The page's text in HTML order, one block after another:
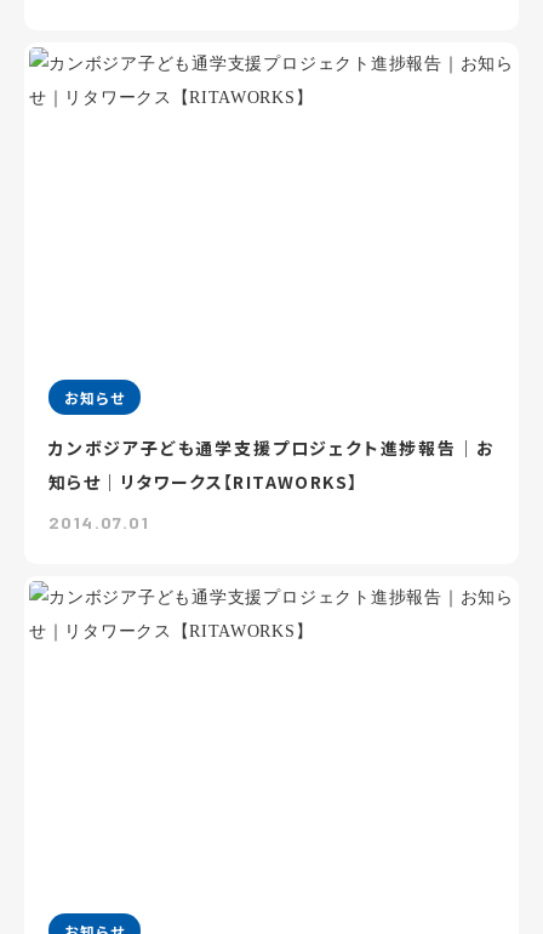
お知らせ
カンボジア子ども通学支援プロジェクト進捗報告｜お
知らせ｜リタワークス【RITAWORKS】
2014.07.01